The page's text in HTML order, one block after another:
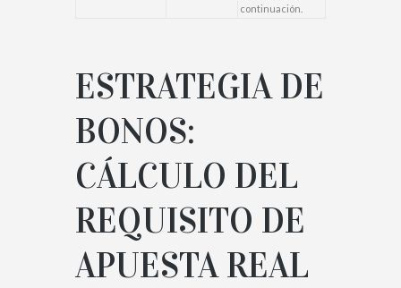
continuación.
ESTRATEGIA DE
BONOS:
CÁLCULO DEL
REQUISITO DE
APUESTA REAL